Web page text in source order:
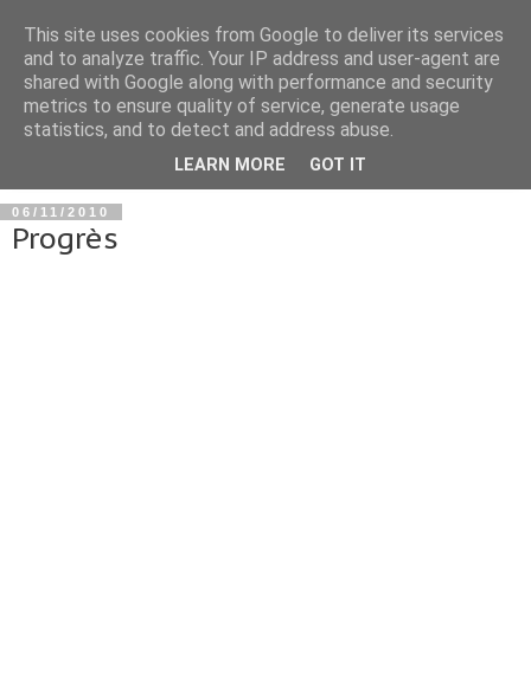
06/11/2010
Progrès
This site uses cookies from Google to deliver its services
and to analyze traffic. Your IP address and user-agent are
shared with Google along with performance and security
metrics to ensure quality of service, generate usage
statistics, and to detect and address abuse.
LEARN MORE GOT IT